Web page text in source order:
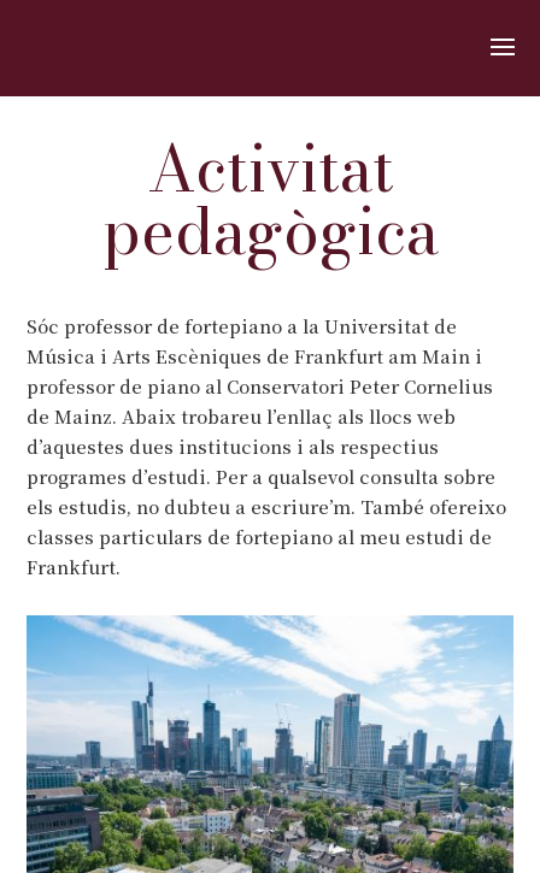
Activitat
pedagògica
Sóc professor de fortepiano a la Universitat de
Música i Arts Escèniques de Frankfurt am Main i
professor de piano al Conservatori Peter Cornelius
de Mainz. Abaix trobareu l’enllaç als llocs web
d’aquestes dues institucions i als respectius
programes d’estudi. Per a qualsevol consulta sobre
els estudis, no dubteu a escriure’m. També ofereixo
classes particulars de fortepiano al meu estudi de
Frankfurt.